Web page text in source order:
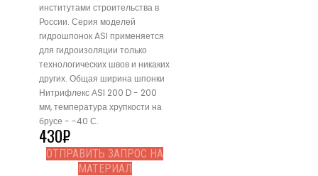
институтами строительства в
России. Серия моделей
гидрошпонок ASI применяется
для гидроизоляции только
технологических швов и никаких
других. Общая ширина шпонки
Нитрифлекс АSI 200 D - 200
мм, температура хрупкости на
брусе - -40 С.
430₽
ОТПРАВИТЬ ЗАПРОС НА
МАТЕРИАЛ